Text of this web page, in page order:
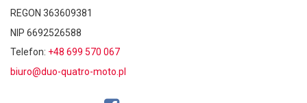
REGON 363609381
NIP 6692526588
Telefon: +48 699 570 067
biuro@duo-quatro-moto.pl